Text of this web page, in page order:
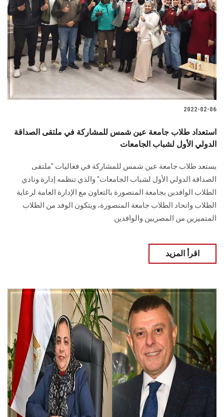
2022-02-06
استعداد طلاب جامعة عين شمس للمشاركة في ملتقى الصداقة
الدولي الأول لشباب الجامعات
يستعد طلاب جامعة عين شمس للمشاركة في فعاليات "ملتقى
الصداقة الدولي الأول لشباب الجامعات" والذي تنظمه إدارة ونادي
الطلاب الوافدين بجامعة المنصورة بالتعاون مع الإدارة العامة لرعاية
الطلاب واتحاد الطلاب جامعة المنصورة، ويتكون الوفد من الطلاب
المتميزين من المصريين والوافدين
اقرأ المزيد